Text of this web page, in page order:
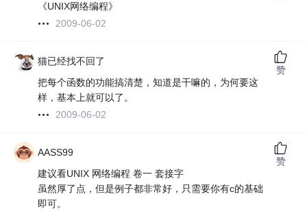
《UNIX网络编程》
2009-06-02
猫已经找不回了
把每个函数的功能搞清楚，知道是干嘛的，为何要这
样，基本上就可以了。
2009-06-02
赞
AASS99
建议看UNIX 网络编程 卷一 套接字
虽然厚了点，但是例子都非常好，只需要你有c的基础
即可。
赞